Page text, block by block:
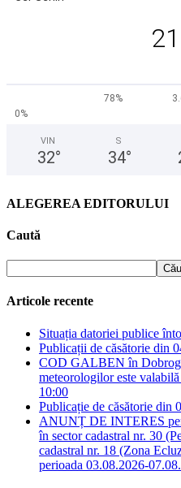
78%
0%
VIN
32°
S
34°
ALEGEREA EDITORULUI
Caută
Articole recente
Situația datoriei publice
Publicații de căsătorie din
COD GALBEN în
meteorologilor este
10:00
Publicație de căsătorie din
ANUNȚ DE INTERES
în sector cadastral nr. 30
cadastral nr. 18 (Zona
perioada 03.08.2026-